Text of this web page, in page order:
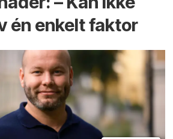
én enkelt faktor